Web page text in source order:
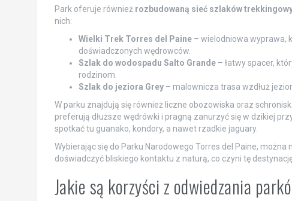
Park oferuje również rozbudowaną sieć szlaków
nich:
Wielki Trek Torres del Paine– wielodniowa wyprawa,
doświadczonych wędrowców.
Szlak do wodospadu Salto Grande– łatwy spacer,
rodzinom.
Szlak do jeziora Grey– malownicza trasa wzdłuż
W parku znajdują się również liczne obozowiska oraz
preferują dłuższe wędrówki i pragną zanurzyć się w dzikiej
spotkać tu guanako, kondory, a nawet rzadkie jaguary.
Wybierając się do Parku Narodowego Torres del Paine,
doświadczyć bliskiego kontaktu z naturą, co czyni tę
Jakie są korzyści z odwiedzania